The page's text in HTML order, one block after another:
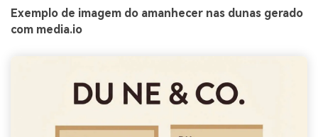
Exemplo de imagem do amanhecer nas dunas gerado
com media.io